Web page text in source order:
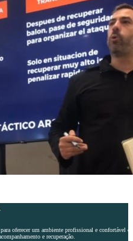
para oferecer um ambiente profissional e
e recuperação.